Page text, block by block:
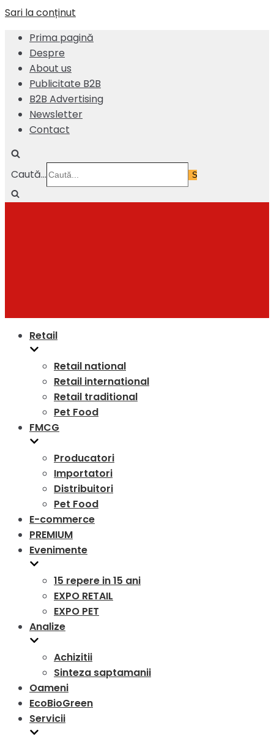
Sari la conținut
Prima pagină
Despre
About us
Publicitate B2B
B2B Advertising
Newsletter
Contact
Caută...
Retail
Retail national
Retail international
Retail traditional
Pet Food
FMCG
Producatori
Importatori
Distribuitori
Pet Food
E-commerce
PREMIUM
Evenimente
15 repere in 15 ani
EXPO RETAIL
EXPO PET
Analize
Achizitii
Sinteza saptamanii
Oameni
EcoBioGreen
Servicii